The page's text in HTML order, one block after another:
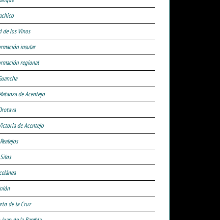
de los Vinos
insular
regional
de Acentejo
de Acentejo
de la Cruz